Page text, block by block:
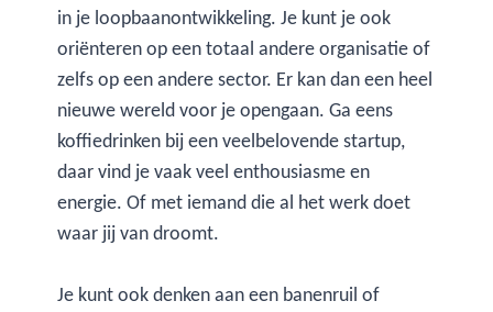
in je loopbaanontwikkeling. Je kunt je ook
oriënteren op een totaal andere organisatie of
zelfs op een andere sector. Er kan dan een heel
nieuwe wereld voor je opengaan. Ga eens
koffiedrinken bij een veelbelovende startup,
daar vind je vaak veel enthousiasme en
energie. Of met iemand die al het werk doet
waar jij van droomt.
Je kunt ook denken aan een banenruil of